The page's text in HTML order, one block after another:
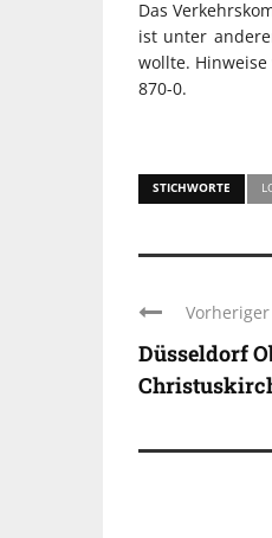
Das
ist unter
wollte.
870-0.
STICHWORTE
Düsseldorf